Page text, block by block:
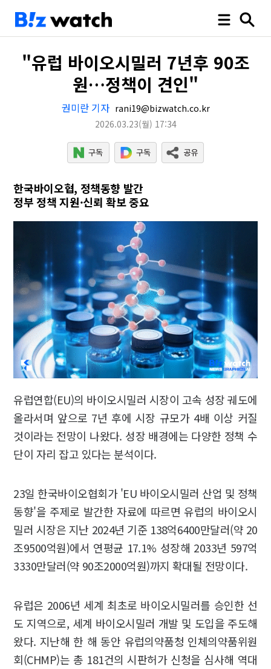
"유럽 바이오시밀러 7년후 90조
원…정책이 견인"
권미란 기자 rani19@bizwatch.co.kr
2026.03.23(월) 17:34
한국바이오협, 정책동향 발간
정부 정책 지원·신뢰 확보 중요
유럽연합(EU)의 바이오시밀러 시장이 고속 성장 궤도에
올라서며 앞으로 7년 후에 시장 규모가 4배 이상 커질
것이라는 전망이 나왔다. 성장 배경에는 다양한 정책 수
단이 자리 잡고 있다는 분석이다.
23일 한국바이오협회가 'EU 바이오시밀러 산업 및 정책
동향'을 주제로 발간한 자료에 따르면 유럽의 바이오시
밀러 시장은 지난 2024년 기준 138억6400만달러(약 20
조9500억원)에서 연평균 17.1% 성장해 2033년 597억
3330만달러(약 90조2000억원)까지 확대될 전망이다.
유럽은 2006년 세계 최초로 바이오시밀러를 승인한 선
도 지역으로, 세계 바이오시밀러 개발 및 도입을 주도해
왔다. 지난해 한 해 동안 유럽의약품청 인체의약품위원
회(CHMP)는 총 181건의 시판허가 신청을 심사해 역대